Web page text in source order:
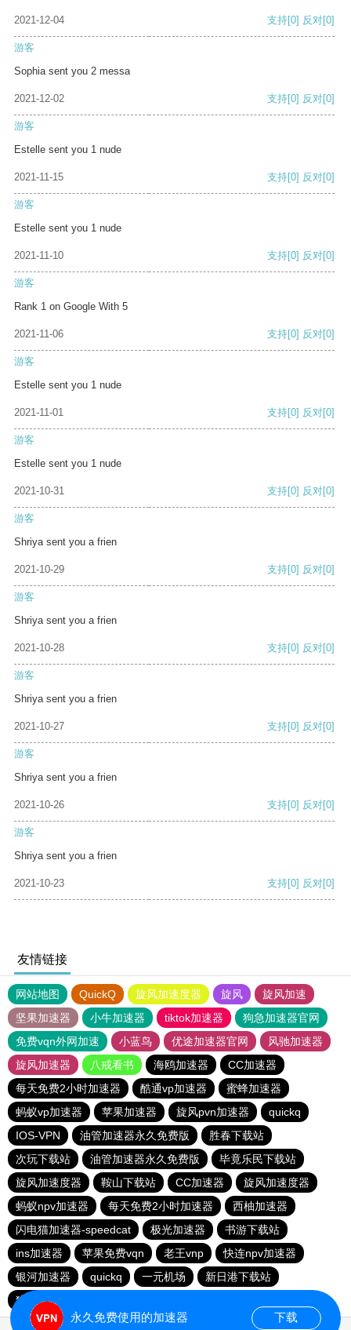
2021-12-04 支持[0] 反对[0]
游客
Sophia sent you 2 messa
2021-12-02 支持[0] 反对[0]
游客
Estelle sent you 1 nude
2021-11-15 支持[0] 反对[0]
游客
Estelle sent you 1 nude
2021-11-10 支持[0] 反对[0]
游客
Rank 1 on Google With 5
2021-11-06 支持[0] 反对[0]
游客
Estelle sent you 1 nude
2021-11-01 支持[0] 反对[0]
游客
Estelle sent you 1 nude
2021-10-31 支持[0] 反对[0]
游客
Shriya sent you a frien
2021-10-29 支持[0] 反对[0]
游客
Shriya sent you a frien
2021-10-28 支持[0] 反对[0]
游客
Shriya sent you a frien
2021-10-27 支持[0] 反对[0]
游客
Shriya sent you a frien
2021-10-26 支持[0] 反对[0]
游客
Shriya sent you a frien
2021-10-23 支持[0] 反对[0]
友情链接
网站地图 QuickQ 旋风加速度器 旋风
旋风加速
坚果加速器
小牛加速器 tiktok加速器
狗急加速器官网
免费vqn外网加速
小蓝鸟 优途加速器官网
风驰加速器
旋风加速器
八戒看书 海鸥加速器
CC加速器
每天免费2小时加速器
酷通vp加速器
蜜蜂加速器
蚂蚁vp加速器
苹果加速器 旋风pvn加速器
quickq
IOS-VPN
油管加速器永久免费版
胜春下载站
次玩下载站
油管加速器永久免费版
毕竟乐民下载站
旋风加速度器
鞍山下载站 CC加速器
旋风加速度器
蚂蚁npv加速器
每天免费2小时加速器
西柚加速器
闪电猫加速器-speedcat
极光加速器
书游下载站
ins加速器
苹果免费vqn 老王vnp
快连npv加速器
银河加速器
quickq 一元机场
新日港下载站
猎豹加速器
永久免费使用的加速器 下载